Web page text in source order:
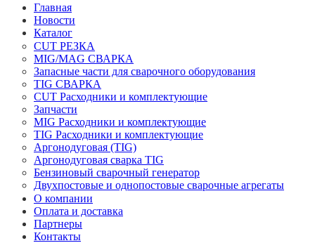
Главная
Новости
Каталог
CUT РЕЗКА
MIG/MAG СВАРКА
Запасные части для сварочного оборудования
TIG СВАРКА
CUT Расходники и комплектующие
Запчасти
MIG Расходники и комплектующие
TIG Расходники и комплектующие
Аргонодуговая (TIG)
Аргонодуговая сварка TIG
Бензиновый сварочный генератор
Двухпостовые и однопостовые сварочные агрегаты
О компании
Оплата и доставка
Партнеры
Контакты